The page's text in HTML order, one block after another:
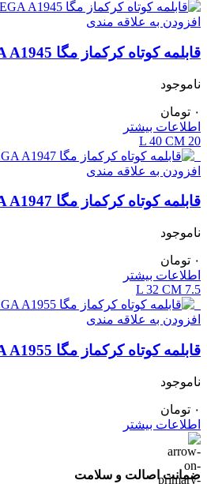
افزودن به علاقه مندی
قابلمه کوتاه کرکماز مگا MEGA A1945
ناموجود
۰ تومان
اطلاعات بیشتر
20 L
40 CM
افزودن به علاقه مندی
قابلمه کوتاه کرکماز مگا MEGA A1947
ناموجود
۰ تومان
اطلاعات بیشتر
7.5 L
32 CM
افزودن به علاقه مندی
قابلمه کوتاه کرکماز مگا MEGA A1955
ناموجود
۰ تومان
اطلاعات بیشتر
ضمانت اصالت و سلامت